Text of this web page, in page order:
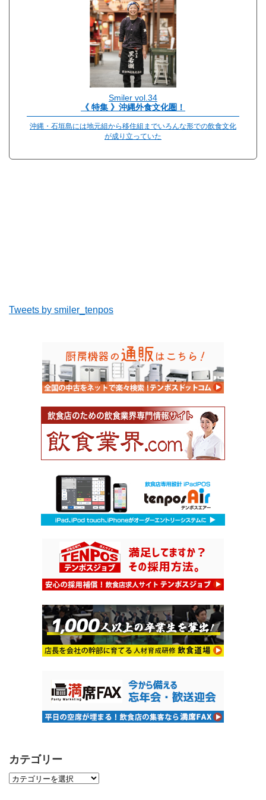
Smiler vol.34
《 特集 》沖縄外食文化圏！
沖縄・石垣島には地元組から移住組までいろんな形での飲食文化
が成り立っていた
Tweets by smiler_tenpos
カテゴリー